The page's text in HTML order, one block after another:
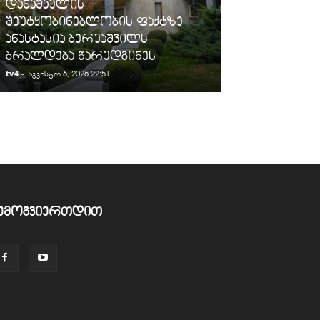
დანაშაულის
შეუტყობინებლობის ფაქტზე
ანასტასია ბერუაშვილს
ბრალდება წარუდგინეს
tv4 - აგვისტო 6, 2026 22:51